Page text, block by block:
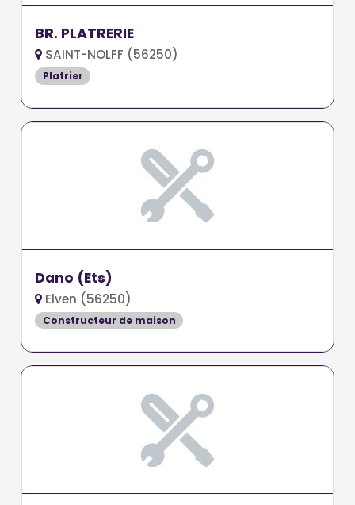
BR. PLATRERIE
SAINT-NOLFF (56250)
Platrier
Dano (Ets)
Elven (56250)
Constructeur de maison